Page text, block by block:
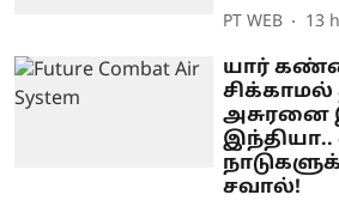
PT WEB 13
யார்
சிக்காமல்
அசுரனை
இந்தியா..
சவால்!